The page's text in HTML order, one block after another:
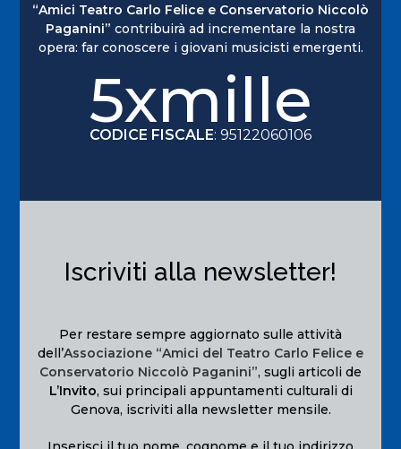
“Amici Teatro Carlo Felice e Conservatorio Niccolò
Paganini” contribuirà ad incrementare la nostra
opera: far conoscere i giovani musicisti emergenti.
5xmille
CODICE FISCALE: 95122060106
Iscriviti alla newsletter!
Per restare sempre aggiornato sulle attività
dell’Associazione “Amici del Teatro Carlo Felice e
Conservatorio Niccolò Paganini”, sugli articoli de
L’Invito, sui principali appuntamenti culturali di
Genova, iscriviti alla newsletter mensile.